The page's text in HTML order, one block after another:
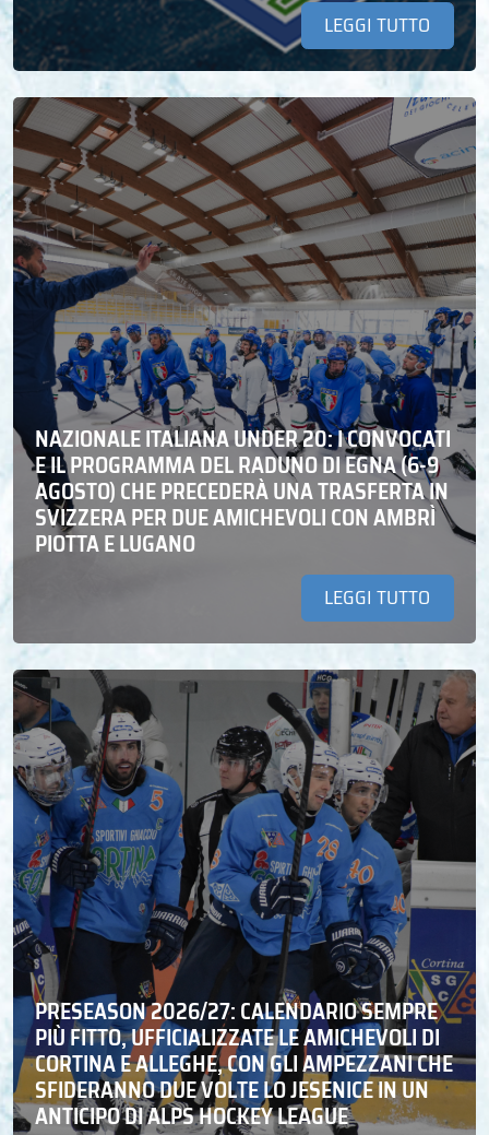
LEGGI TUTTO
NAZIONALE ITALIANA UNDER 20: I CONVOCATI
E IL PROGRAMMA DEL RADUNO DI EGNA (6-9
AGOSTO) CHE PRECEDERÀ UNA TRASFERTA IN
SVIZZERA PER DUE AMICHEVOLI CON AMBRÌ
PIOTTA E LUGANO
LEGGI TUTTO
PRESEASON 2026/27: CALENDARIO SEMPRE
PIÙ FITTO, UFFICIALIZZATE LE AMICHEVOLI DI
CORTINA E ALLEGHE, CON GLI AMPEZZANI CHE
SFIDERANNO DUE VOLTE LO JESENICE IN UN
ANTICIPO DI ALPS HOCKEY LEAGUE